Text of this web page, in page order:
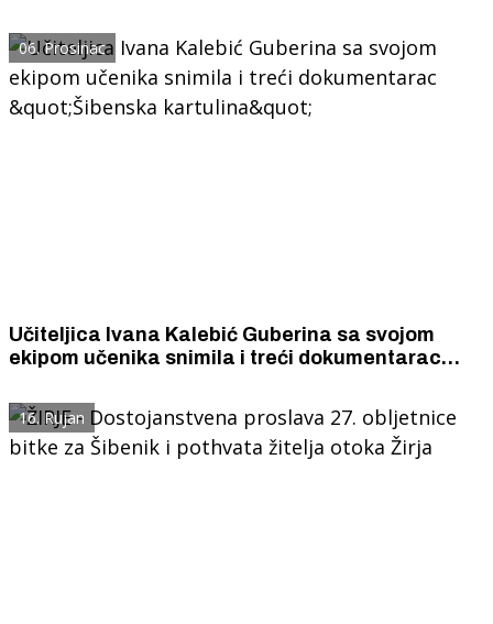
06. Prosinac
Učiteljica Ivana Kalebić Guberina sa svojom
ekipom učenika snimila i treći dokumentarac
16. Rujan